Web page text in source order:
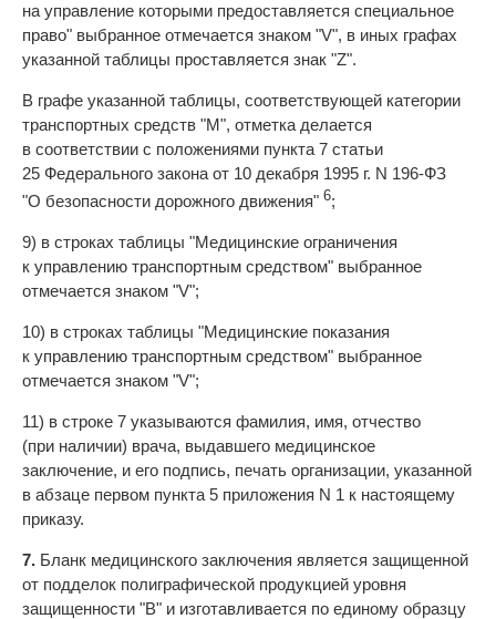
на управление которыми предоставляется специальное
право" выбранное отмечается знаком "V", в иных графах
указанной таблицы проставляется знак "Z".
В графе указанной таблицы, соответствующей категории
транспортных средств "М", отметка делается
в соответствии с положениями пункта 7 статьи
25 Федерального закона от 10 декабря 1995 г. N 196-ФЗ
"О безопасности дорожного движения" 6;
9) в строках таблицы "Медицинские ограничения
к управлению транспортным средством" выбранное
отмечается знаком "V";
10) в строках таблицы "Медицинские показания
к управлению транспортным средством" выбранное
отмечается знаком "V";
11) в строке 7 указываются фамилия, имя, отчество
(при наличии) врача, выдавшего медицинское
заключение, и его подпись, печать организации, указанной
в абзаце первом пункта 5 приложения N 1 к настоящему
приказу.
7. Бланк медицинского заключения является защищенной
от подделок полиграфической продукцией уровня
защищенности "В" и изготавливается по единому образцу